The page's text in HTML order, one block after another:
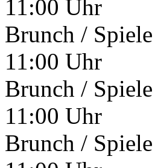
11:00 Uhr
Brunch /
11:00 Uhr
Brunch /
11:00 Uhr
Brunch /